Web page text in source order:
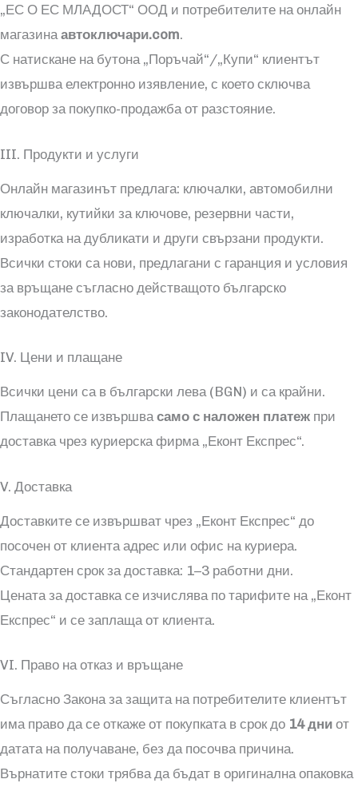
„ЕС О ЕС МЛАДОСТ“ ООД и потребителите на онлайн
магазинаавтоключари.com.
С натискане на бутона „Поръчай“/„Купи“ клиентът
извършва електронно изявление, с което сключва
договор за покупко-продажба от разстояние.
III. Продукти и услуги
Онлайн магазинът предлага: ключалки, автомобилни
ключалки, кутийки за ключове, резервни части,
изработка на дубликати и други свързани продукти.
Всички стоки са нови, предлагани с гаранция и условия
за връщане съгласно действащото българско
законодателство.
IV. Цени и плащане
Всички цени са в български лева (BGN) и са крайни.
Плащането се извършвасамо с наложен платеж при
доставка чрез куриерска фирма „Еконт Експрес“.
V. Доставка
Доставките се извършват чрез „Еконт Експрес“ до
посочен от клиента адрес или офис на куриера.
Стандартен срок за доставка: 1–3 работни дни.
Цената за доставка се изчислява по тарифите на „Еконт
Експрес“ и се заплаща от клиента.
VI. Право на отказ и връщане
Съгласно Закона за защита на потребителите клиентът
има право да се откаже от покупката в срок до 14 дни от
датата на получаване, без да посочва причина.
Върнатите стоки трябва да бъдат в оригинална опаковка